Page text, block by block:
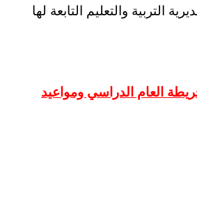
التربية والتعليم التابعة لها
العام الدراسي ومواعيد